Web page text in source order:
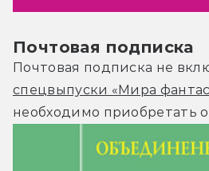
Почтовая подписка
Почтовая подписка не
спецвыпуски «Мира
необходимо приобретать